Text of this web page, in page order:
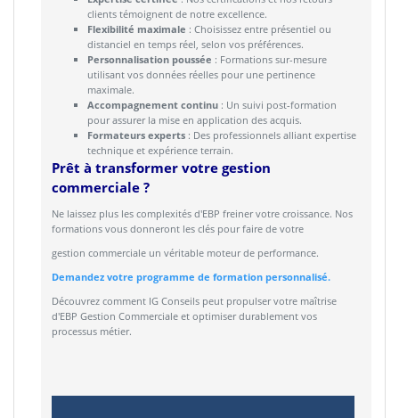
clients témoignent de notre excellence.
Flexibilité maximale : Choisissez entre présentiel ou
distanciel en temps réel, selon vos préférences.
Personnalisation poussée : Formations sur-mesure
utilisant vos données réelles pour une pertinence
maximale.
Accompagnement continu : Un suivi post-formation
pour assurer la mise en application des acquis.
Formateurs experts : Des professionnels alliant expertise
technique et expérience terrain.
Prêt à transformer votre gestion
commerciale ?
Ne laissez plus les complexités d'EBP freiner votre croissance. Nos
formations vous donneront les clés pour faire de votre
gestion commerciale un véritable moteur de performance.
Demandez votre programme de formation personnalisé.
Découvrez comment IG Conseils peut propulser votre maîtrise
d'EBP Gestion Commerciale et optimiser durablement vos
processus métier.